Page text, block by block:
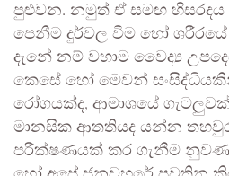
පුළුවන. නමුත් ඒ සමඟ
පෙනීම දුර්වල වීම හෝ
දැනේ නම් වහාම වෛද්‍ය
කෙසේ හෝ මෙවන්
රෝගයක්ද, ආමාශයේ
මානසික ආතතියද යන්න තහවුරු
පරීක්ෂණයක් කර ගැනීම